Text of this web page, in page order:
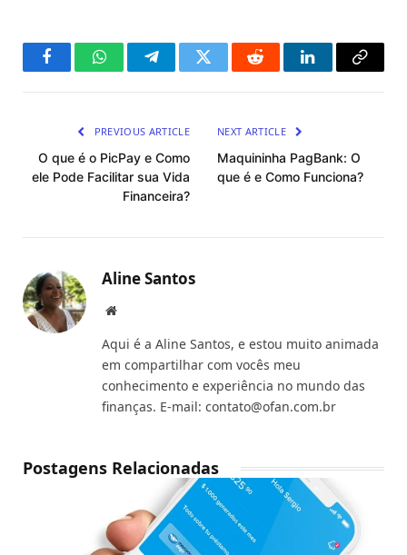
FacebookWhatsAppTelegramTwitter Reddit LinkedInCopy
PREVIOUS ARTICLE
O que é o PicPay e Como
ele Pode Facilitar sua Vida
Financeira?
NEXT ARTICLE
Maquininha PagBank: O
que é e Como Funciona?
Aline Santos
Website
Aqui é a Aline Santos, e estou muito animada
em compartilhar com vocês meu
conhecimento e experiência no mundo das
finanças. E-mail: contato@ofan.com.br
Postagens Relacionadas